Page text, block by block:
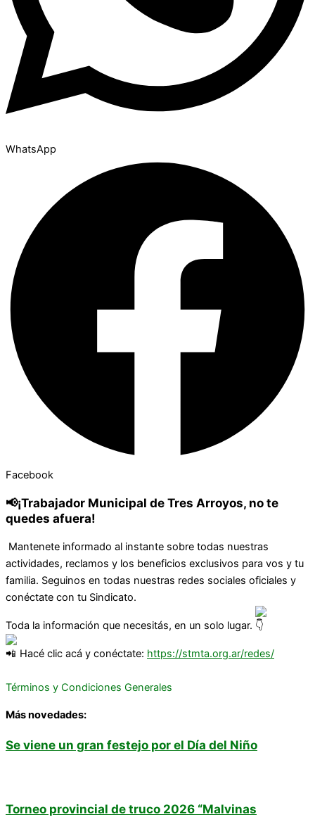
WhatsApp
Facebook
📢¡Trabajador Municipal de Tres Arroyos, no te
quedes afuera!
Mantenete informado al instante sobre todas nuestras
actividades, reclamos y los beneficios exclusivos para vos y tu
familia. Seguinos en todas nuestras redes sociales oficiales y
conéctate con tu Sindicato.
Toda la información que necesitás, en un solo lugar.
Hacé clic acá y conéctate: https://stmta.org.ar/redes/
Términos y Condiciones Generales
Más novedades:
Se viene un gran festejo por el Día del Niño
Torneo provincial de truco 2026 “Malvinas